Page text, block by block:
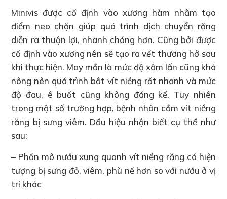
Minivis được cố định vào xương hàm nhằm tạo
điểm neo chặn giúp quá trình dịch chuyển răng
diễn ra thuận lợi, nhanh chóng hơn. Cũng bởi được
cố định vào xương nên sẽ tạo ra vết thương hở sau
khi thực hiện. May mắn là mức độ xâm lấn cũng khá
nông nên quá trình bắt vít niềng rất nhanh và mức
độ đau, ê buốt cũng không đáng kể. Tuy nhiên
trong một số trường hợp, bệnh nhân cắm vít niềng
răng bị sưng viêm. Dấu hiệu nhận biết cụ thể như
sau:
– Phần mô nướu xung quanh vít niềng răng có hiện
tượng bị sưng đỏ, viêm, phù nề hơn so với nướu ở vị
trí khác